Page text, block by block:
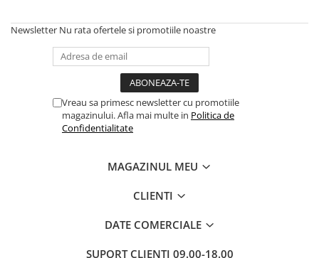
Literatura Romana
Literatura Universala
Carte Prescolara, Joc
Carti cartonate
Newsletter Nu rata ofertele si promotiile noastre
Vreau sa primesc newsletter cu promotiile
magazinului. Afla mai multe in Politica de
Confidentialitate
MAGAZINUL MEU
CLIENTI
DATE COMERCIALE
SUPORT CLIENTI 09.00-18.00